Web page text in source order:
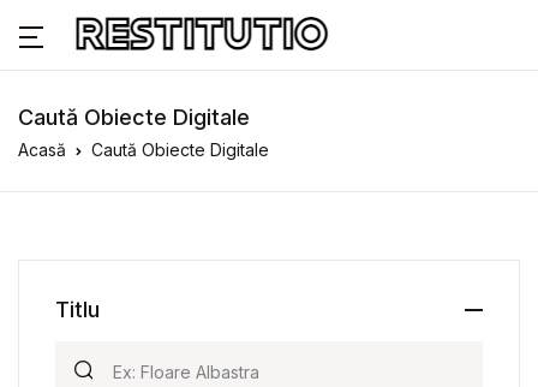
Caută Obiecte Digitale
Acasă Caută Obiecte Digitale
Titlu